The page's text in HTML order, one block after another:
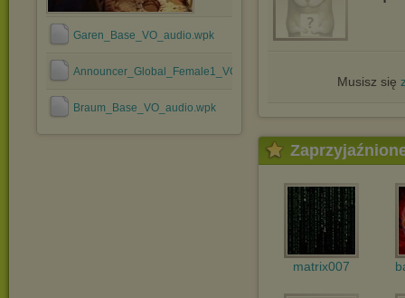
Garen_Base_VO_audio.wpk
Announcer_Global_Female1_VO_audio.wpk
Braum_Base_VO_audio.wpk
Musisz się
matrix007